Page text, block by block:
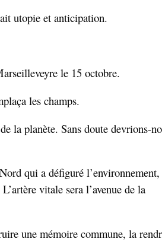
utopie et anticipation.
le 15 octobre.
les champs.
la planète. Sans doute devrions-
qui a défiguré l’environnement,
vitale sera l’avenue de la
une mémoire commune, la